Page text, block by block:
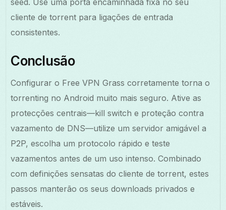
cliente de torrent para ligações de entrada
consistentes.
Conclusão
Configurar o Free VPN Grass corretamente torna o
torrenting no Android muito mais seguro. Ative as
protecções centrais—kill switch e proteção contra
vazamento de DNS—utilize um servidor amigável a
P2P, escolha um protocolo rápido e teste
vazamentos antes de um uso intenso. Combinado
com definições sensatas do cliente de torrent, estes
passos manterão os seus downloads privados e
estáveis.